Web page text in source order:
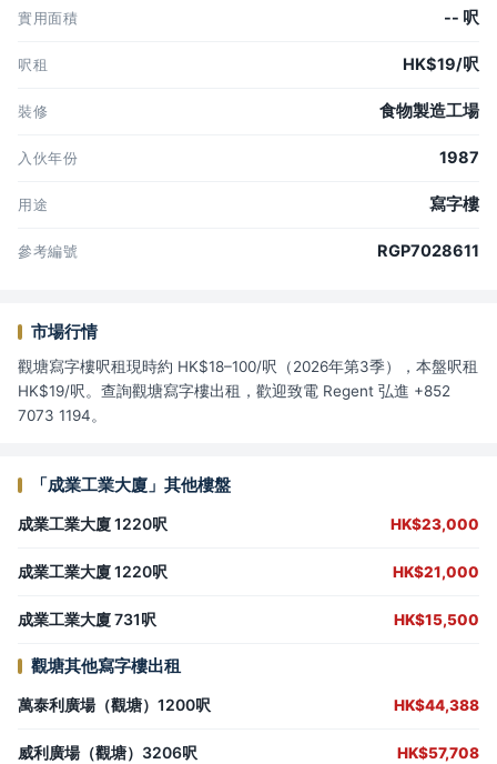
實用面積 -- 呎
呎租 HK$19/呎
裝修 食物製造工場
入伙年份 1987
用途 寫字樓
參考編號 RGP7028611
市場行情
觀塘寫字樓呎租現時約 HK$18–100/呎（2026年第3季），本盤呎租
HK$19/呎。查詢觀塘寫字樓出租，歡迎致電 Regent 弘進 +852
7073 1194。
「成業工業大廈」其他樓盤
成業工業大廈 1220呎 HK$23,000
成業工業大廈 1220呎 HK$21,000
成業工業大廈 731呎 HK$15,500
觀塘其他寫字樓出租
萬泰利廣場（觀塘）1200呎 HK$44,388
威利廣場（觀塘）3206呎 HK$57,708